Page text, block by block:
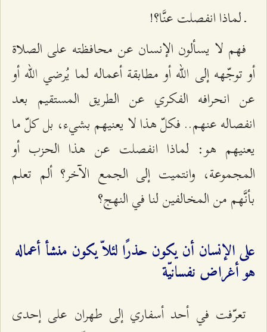
ـ لماذا انفصلت عنَّا؟!
فهم لا يسألون الإنسان عن محافظته على الصلاة
أو توجّهه إلى الله أو مطابقة أعماله لما يُرضي الله أو
عن انحرافه الفكري عن الطريق المستقيم بعد
انفصاله عنهم.. فكلّ هذا لا يعنيهم بشيء، بل كلّ ما
يعنيهم هو: لماذا انفصلت عن هذا الحزب أو
المجموعة، وانتميت إلى الجمع الآخر؟ ألم تعلم
بأنَّهم من المخالفين لنا في النهج؟
على الإنسان أن يكون حذرًا لئلاّ يكون منشأ أعماله
هو أغراض نفسانيّة
تعرّفت في أحد أسفاري إلى طهران على إحدى